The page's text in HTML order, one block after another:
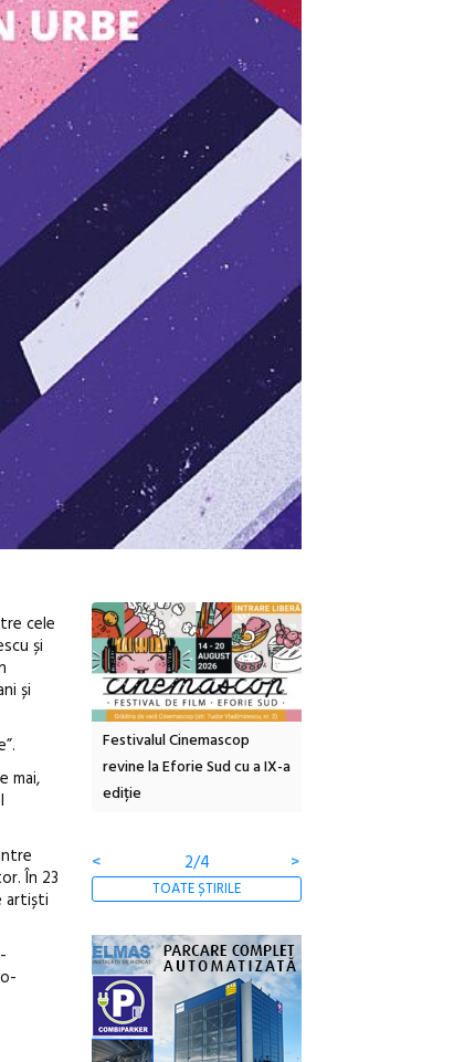
cele
și
și
mai,
În 23
artiști
Festivalul Cinemascop
revine la Eforie Sud cu a IX-a
ediție
<
2/4 >
TOATE ȘTIRILE